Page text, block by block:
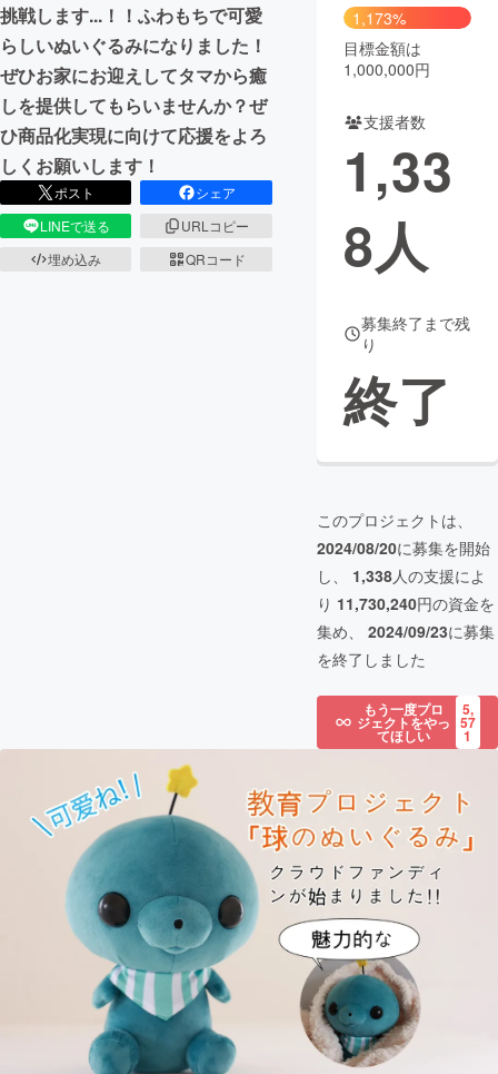
挑戦します...！！ふわもちで可愛
らしいぬいぐるみになりました！
ぜひお家にお迎えしてタマから癒
しを提供してもらいませんか？ぜ
ひ商品化実現に向けて応援をよろ
しくお願いします！
ポスト
シェア
LINEで送る
URLコピー
埋め込み
QRコード
1,173%
目標金額は
1,000,000円
支援者数
1,33
8人
募集終了まで残
り
終了
このプロジェクトは、
2024/08/20に募集を開始
し、 1,338人の支援によ
り 11,730,240円の資金を
集め、 2024/09/23に募集
を終了しました
もう一度プロ
ジェクトをやっ
てほしい
5,
57
1